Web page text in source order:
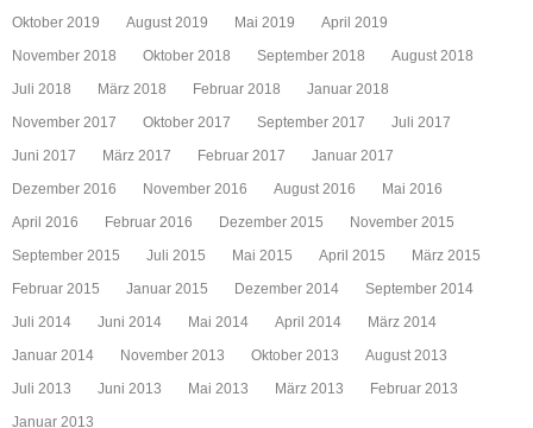
Oktober 2019
August 2019 Mai 2019
April 2019
November 2018
Oktober 2018 September 2018
August 2018
Juli 2018
März 2018 Februar 2018
Januar 2018
November 2017
Oktober 2017 September 2017
Juli 2017
Juni 2017
März 2017 Februar 2017
Januar 2017
Dezember 2016
November 2016 August 2016
Mai 2016
April 2016
Februar 2016 Dezember 2015
November 2015
September 2015
Juli 2015 Mai 2015 April 2015
März 2015
Februar 2015
Januar 2015 Dezember 2014
September 2014
Juli 2014
Juni 2014 Mai 2014 April 2014
März 2014
Januar 2014
November 2013 Oktober 2013
August 2013
Juli 2013
Juni 2013 Mai 2013 März 2013
Februar 2013
Januar 2013